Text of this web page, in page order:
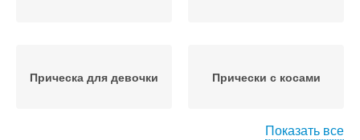
Прическа для девочки Прически с косами
Показать все